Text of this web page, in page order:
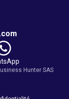
Hunter SAS